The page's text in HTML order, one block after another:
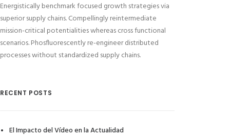
Energistically benchmark focused growth strategies via
superior supply chains. Compellingly reintermediate
mission-critical potentialities whereas cross functional
scenarios. Phosfluorescently re-engineer distributed
processes without standardized supply chains.
RECENT POSTS
El Impacto del Vídeo en la Actualidad